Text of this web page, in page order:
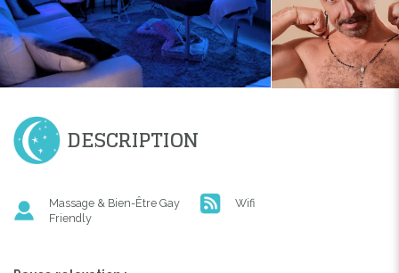
DESCRIPTION
Massage & Bien-Être Gay
Friendly
Wifi